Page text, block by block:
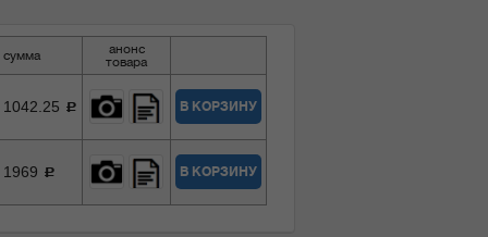
сумма
анонс
товара
1042.25 c В КОРЗИНУ
1969 c В КОРЗИНУ